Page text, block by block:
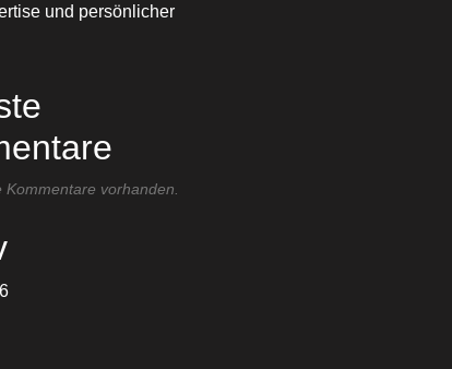
und persönlicher
Kommentare vorhanden.